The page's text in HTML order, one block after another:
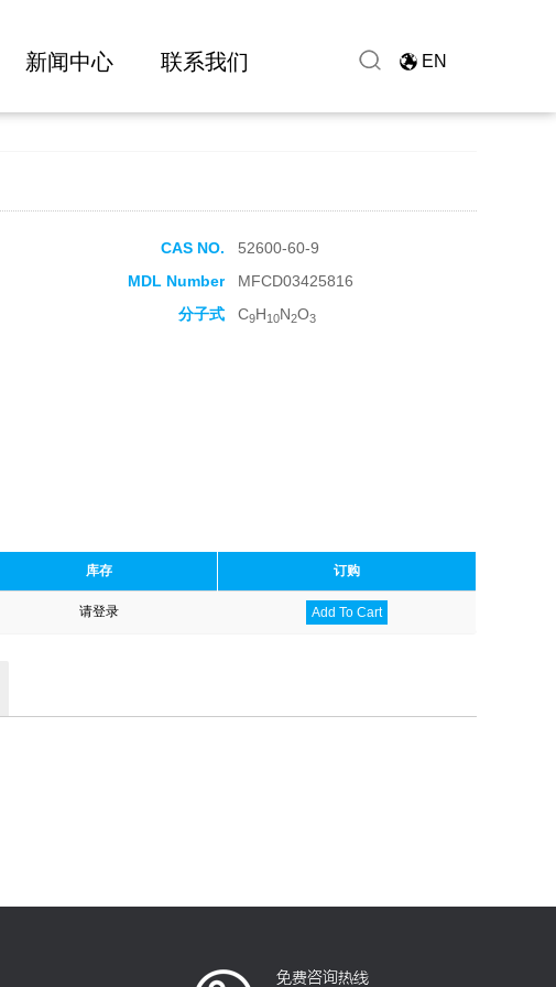
新闻中心 联系我们 EN
CAS NO.
52600-60-9
MDL Number
MFCD03425816
分子式 C9H10N2O3
库存 订购
请登录 Add To Cart